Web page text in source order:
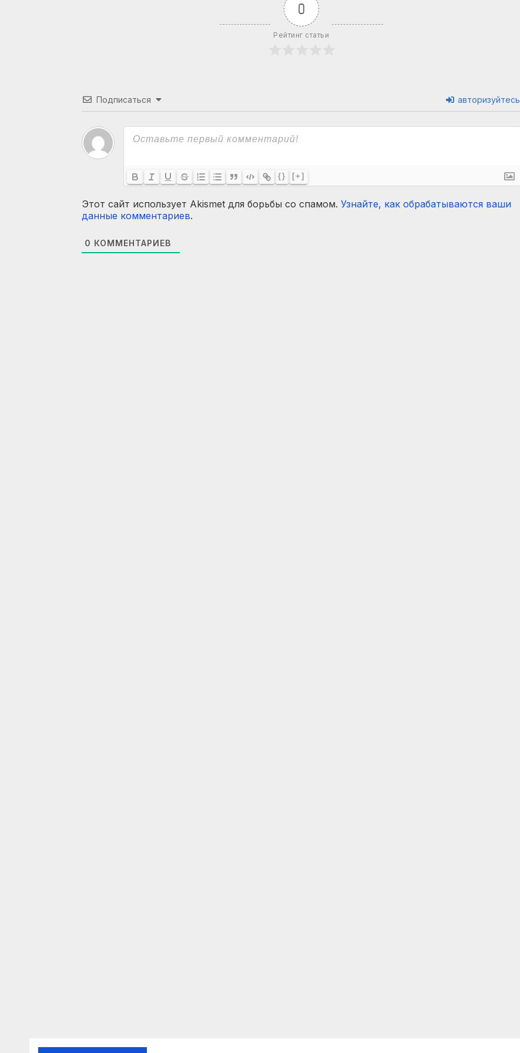
0
Рейтинг статьи
Подписаться авторизуйтесь
{} [+]
Этот сайт использует Akismet для борьбы со спамом. Узнайте, как обрабатываются ваши
данные комментариев.
0 КОММЕНТАРИЕВ